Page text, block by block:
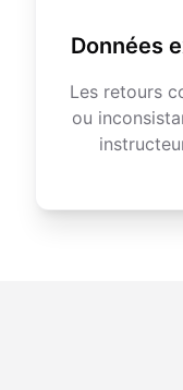
Données
Les retours
ou